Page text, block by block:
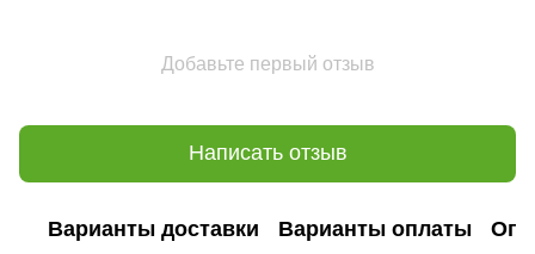
Добавьте первый отзыв
Написать отзыв
Варианты доставки Варианты оплаты